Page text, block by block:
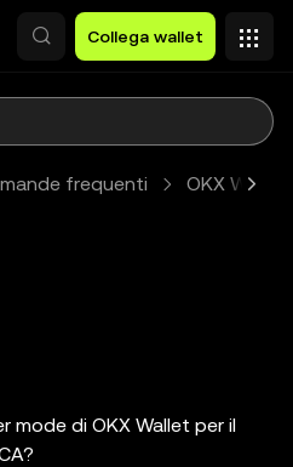
Collega wallet
frequenti OKX Wallet
mode di OKX Wallet per il